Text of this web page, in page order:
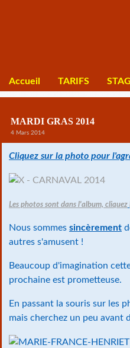
Accueil TARIFS
MARDI GRAS 2014
4 Mars 2014
Cliquez sur la photo pour
Les photos sont dans l'album, cliquez
Nous sommes sincèrement
autres s'amusent !
Beaucoup d'imagination
prochaine est prometteuse.
En passant la souris sur les
mais cherchez un peu avant